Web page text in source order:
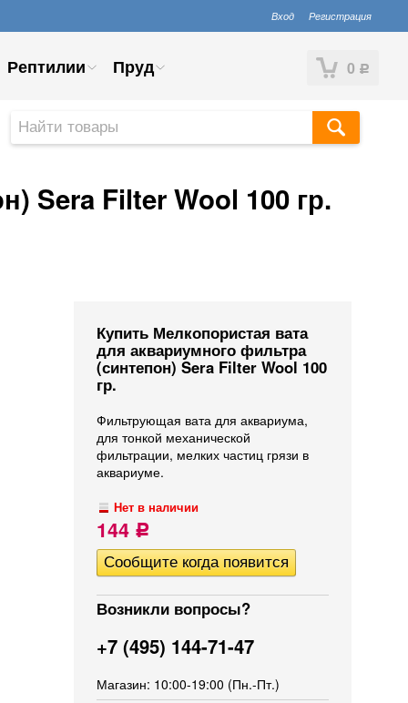
Вход Регистрация
0 Р
Рептилии Пруд
Sera Filter Wool 100 гр.
Купить Мелкопористая вата
для аквариумного фильтра
(синтепон) Sera Filter Wool 100
гр.
Фильтрующая вата для аквариума,
для тонкой механической
фильтрации, мелких частиц грязи в
аквариуме.
Нет в наличии
144 Р
Возникли вопросы?
+7 (495) 144-71-47
Магазин: 10:00-19:00 (Пн.-Пт.)